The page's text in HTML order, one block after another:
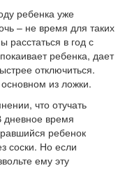
ребенка уже
– не время для таких
расстаться в год с
ребенка, дает
отключиться.
из ложки.
что отучать
дневное время
ребенок
соски. Но если
ему эту